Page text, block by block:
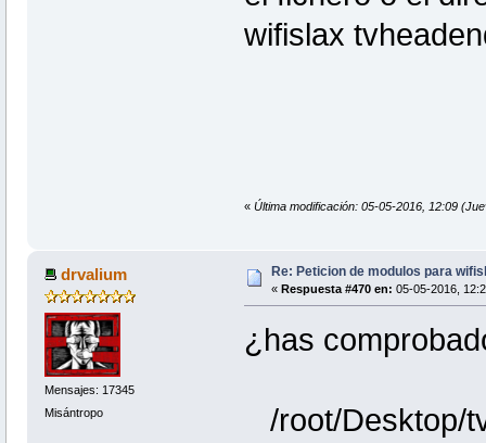
wifislax
« Última modificación: 05-05-2016, 12:09
drvalium
Mensajes: 17345
Misántropo
Re: Peticion de modulos para
« Respuesta #470 en: 05-05-2016,
¿has
/root/Desktop/